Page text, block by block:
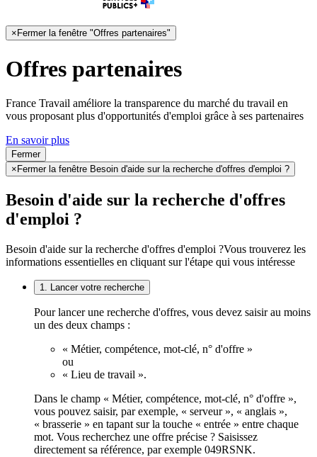
× Fermer la fenêtre "Offres partenaires"
Offres partenaires
France Travail améliore la transparence du marché du travail en
vous proposant plus d'opportunités d'emploi grâce à ses partenaires
En savoir plus
Fermer
× Fermer la fenêtre Besoin d'aide sur la recherche d'offres d'emploi ?
Besoin d'aide sur la recherche d'offres
d'emploi ?
Besoin d'aide sur la recherche d'offres d'emploi ?Vous trouverez les
informations essentielles en cliquant sur l'étape qui vous intéresse
1. Lancer votre recherche
Pour lancer une recherche d'offres, vous devez saisir au moins
un des deux champs :
« Métier, compétence, mot-clé, n° d'offre »
ou
« Lieu de travail ».
Dans le champ « Métier, compétence, mot-clé, n° d'offre »,
vous pouvez saisir, par exemple, « serveur », « anglais »,
« brasserie » en tapant sur la touche « entrée » entre chaque
mot. Vous recherchez une offre précise ? Saisissez
directement sa référence, par exemple 049RSNK.